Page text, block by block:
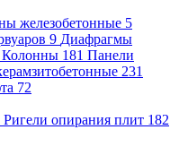
железобетонные 5
9 Диафрагмы
Колонны 181 Панели
231
72
Ригели опирания плит 182